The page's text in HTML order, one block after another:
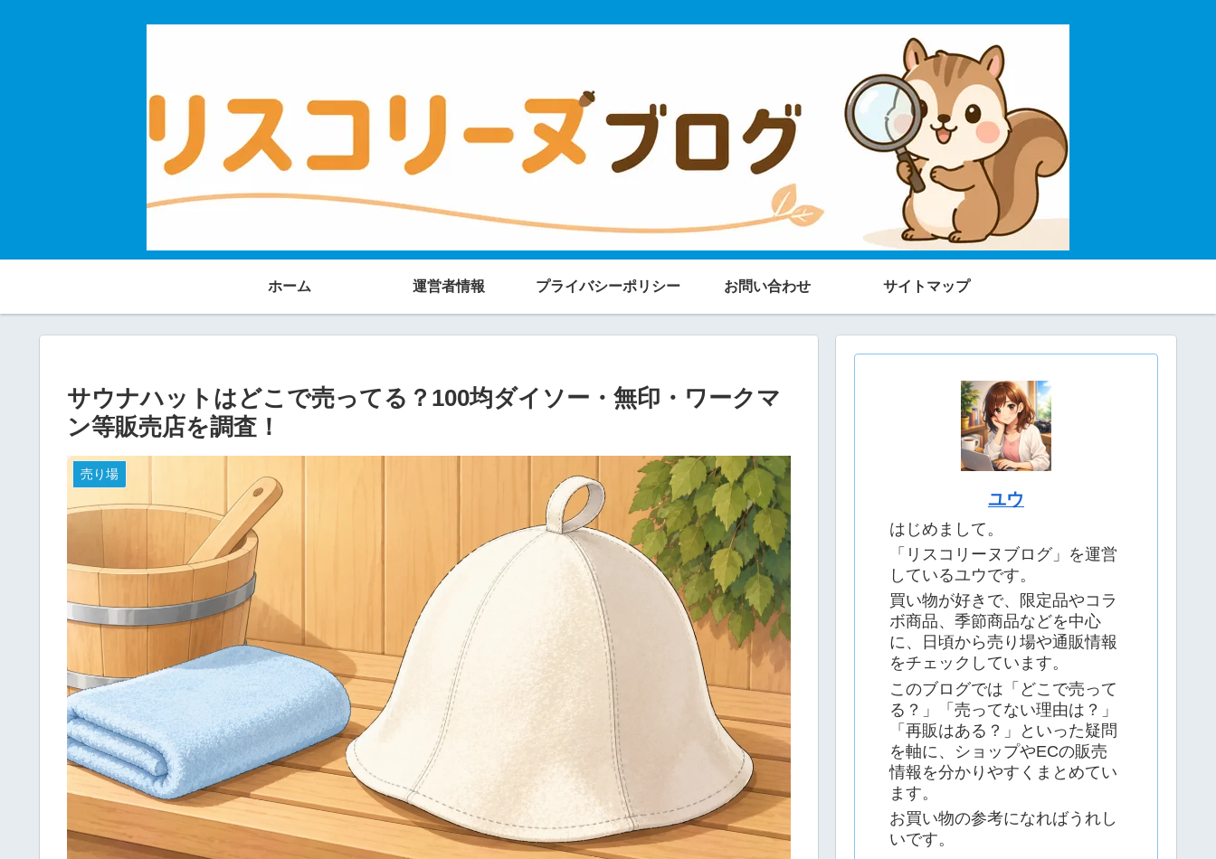
ホーム 運営者情報 プライバシーポリシー お問い合わせ サイトマップ
サウナハットはどこで売ってる？100均ダイソー・無印・ワークマ
ン等販売店を調査！
売り場
ユウ
はじめまして。
「リスコリーヌブログ」を運営
しているユウです。
買い物が好きで、限定品やコラ
ボ商品、季節商品などを中心
に、日頃から売り場や通販情報
をチェックしています。
このブログでは「どこで売って
る？」「売ってない理由は？」
「再販はある？」といった疑問
を軸に、ショップやECの販売
情報を分かりやすくまとめてい
ます。
お買い物の参考になればうれし
いです。